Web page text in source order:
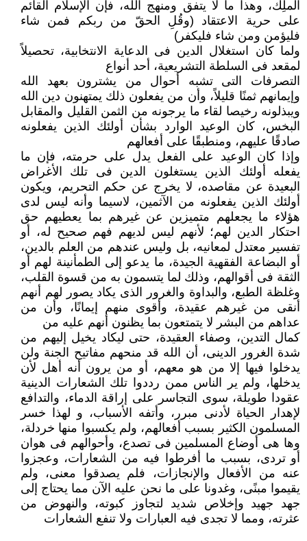
الملِك، وهذا ما لا يتفق ومنهج الله، فإن‎ ‎الإسلام القائم
على حرية الاعتقاد (وقُلِ الحقّ من ‏ربكم فمن شاء
فليؤمن ومن شاء فليكفر)‏
ولما كان استغلال الدين فى الدعاية الانتخابية، تحصيلاً
لمقعد فى السلطة التشريعية، أحد أنواع
التصرفات التى تشبه أحوال من يشترون بعهد الله
وإيمانهم ثمنًا قليلاً، وأن من يفعلون ذلك يمتهنون ‏دين الله
ويبذلونه رخيصا لقاء ما يرجونه من الثمن القليل والمقابل
البخس، كان الوعيد الوارد ‏بشأن أولئك الذين يفعلونه
صادقًا عليهم، ومنطبقًا على أفعالهم
وإذا كان الوعيد على الفعل يدل على حرمته، فإن ما
يفعله أولئك الذين يستغلون الدين فى تلك ‏الأغراض
البعيدة عن مقاصده، لا يخرج عن حكم التحريم، ويكون
أولئك الذين يفعلونه من ‏الآثمين، لاسيما وأنه ليس لدى
هؤلاء ما يجعلهم متميزين عن غيرهم بما يعطيهم حق
احتكار ‏الدين لهم؛ لأنهم ليس لديهم فهم صحيح له، أو
تفسير معتدل لمعانيه، بل وليس عندهم من العلم ‏بالدين،
أو البضاعة الفقهية الجيدة، ما يدعو إلى الطمأنينة لهم أو
الثقة فى أقوالهم، وذلك لما ‏يتسمون به من قسوة القلب،
وغلظة الطبع، والبداوة والغرور الذى يكاد يصور لهم أنهم
أنقى من ‏غيرهم عقيدة، وأقوى منهم إيمانًا، وأن من
عداهم من البشر لا يتمتعون بما يظنون أنهم عليه من
كمال التدين، وصفاء العقيدة، حتى ليكاد يخيل إليهم من
شدة الغرور الدينى، أن الله قد منحهم ‏مفاتيح الجنة ولن
يدخلوا فيها إلا من هو معهم، أو من يرون أنه أهل لأن
يدخلها، ولم ير الناس ‏ممن رددوا تلك الشعارات الدينية
عقودا طويلة، سوى التجاسر على إراقة الدماء، والتدافع
‏لإهدار الحياة لأدنى مبرر، وأتفه الأسباب، و لهذا خسر
المسلمون الكثير بسبب أفعالهم، ولم ‏يكسبوا منها خردلة،
وها هى أوضاع المسلمين فى تصدع، وأحوالهم فى هوان
أو تردى، بسبب ما ‏أفرطوا فيه من الشعارات، وعجزوا
عنه من الأفعال والإنجازات، فلم يصدقوا معنى، ولم
يقيموا ‏مبنًى، وغدونا على ما نحن عليه الآن مما يحتاج إلى
جهد جهيد وإخلاص شديد لتجاوز كبوته، ‏والنهوض من
عثرته، ومما لا تجدى فيه العبارات ولا تنفع الشعارات